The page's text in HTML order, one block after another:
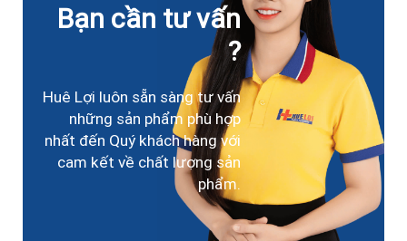
Bạn cần tư vấn
?
Huê Lợi luôn sẵn sàng tư vấn
những sản phẩm phù hợp
nhất đến Quý khách hàng với
cam kết về chất lượng sản
phẩm.